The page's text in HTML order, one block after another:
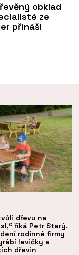
obklad
ze
přináší
dřevu na
říká Petr Starý.
rodinné firmy
lavičky a
dřevin